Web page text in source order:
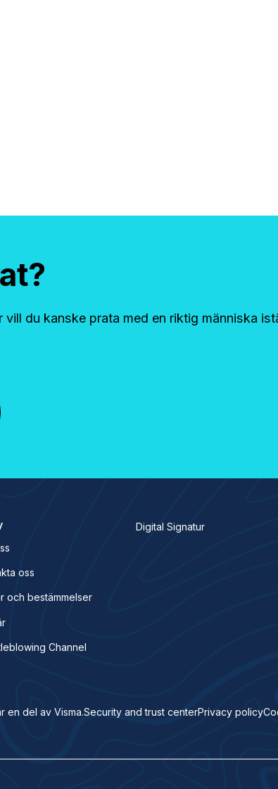
du kanske prata med en riktig människa
oss
och bestämmelser
Channel
Digital Signatur
en del av Visma.Security and trust centerPrivacy policy